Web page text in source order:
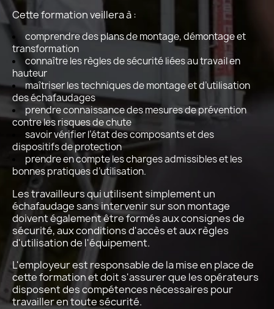
Cette formation veillera à :
comprendre des plans de montage, démontage et
transformation
connaître les règles de sécurité liées au travail en
hauteur
maîtriser les techniques de montage et d’utilisation
des échafaudages
prendre connaissance des mesures de prévention
contre les risques de chute
savoir vérifier l’état des composants et des
dispositifs de protection
prendre en compte les charges admissibles et les
bonnes pratiques d’utilisation.
Les travailleurs qui utilisent simplement un
échafaudage sans intervenir sur son montage
doivent également être formés aux consignes de
sécurité, aux conditions d'accès et aux règles
d'utilisation de l'équipement.
L'employeur est responsable de la mise en place de
cette formation et doit s'assurer que les opérateurs
disposent des compétences nécessaires pour
travailler en toute sécurité.